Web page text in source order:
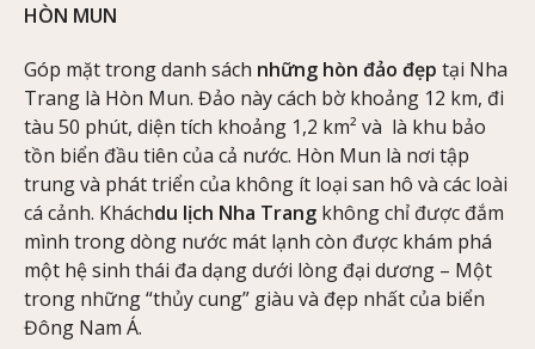
HÒN MUN
Góp mặt trong danh sách những hòn đảo đẹp tại Nha
Trang là Hòn Mun. Đảo này cách bờ khoảng 12 km, đi
tàu 50 phút, diện tích khoảng 1,2 km² và là khu bảo
tồn biển đầu tiên của cả nước. Hòn Mun là nơi tập
trung và phát triển của không ít loại san hô và các loài
cá cảnh. Kháchdu lịch Nha Trang không chỉ được đắm
mình trong dòng nước mát lạnh còn được khám phá
một hệ sinh thái đa dạng dưới lòng đại dương – Một
trong những “thủy cung” giàu và đẹp nhất của biển
Đông Nam Á.